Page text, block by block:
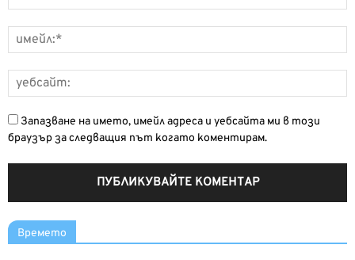
Запазване на името, имейл адреса и уебсайта ми в този
браузър за следващия път когато коментирам.
Времето